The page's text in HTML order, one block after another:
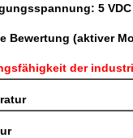
5 VDC
Bewertung (aktiver
der